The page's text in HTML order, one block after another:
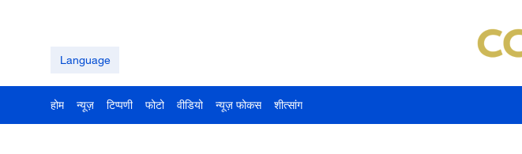
Language
होम न्यूज़ टिप्पणी फोटो वीडियो न्यूज़ फोकस शीत्सांग